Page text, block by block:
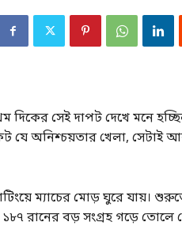
সেই দাপট দেখে মনে
যে অনিশ্চয়তার খেলা, সেটাই
ম্যাচের মোড় ঘুরে যায়।
রানের বড় সংগ্রহ গড়ে তোলে